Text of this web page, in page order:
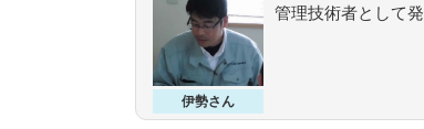
伊勢さん
管理技術者として